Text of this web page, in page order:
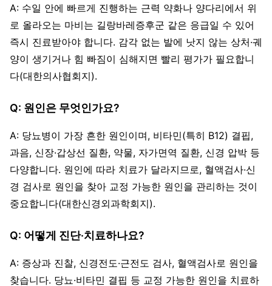
A: 수일 안에 빠르게 진행하는 근력 약화나 양다리에서 위
로 올라오는 마비는 길랑바레증후군 같은 응급일 수 있어
즉시 진료받아야 합니다. 감각 없는 발에 낫지 않는 상처·궤
양이 생기거나 힘 빠짐이 심해지면 빨리 평가가 필요합니
다(대한의사협회지).
Q: 원인은 무엇인가요?
A: 당뇨병이 가장 흔한 원인이며, 비타민(특히 B12) 결핍,
과음, 신장·갑상선 질환, 약물, 자가면역 질환, 신경 압박 등
다양합니다. 원인에 따라 치료가 달라지므로, 혈액검사·신
경 검사로 원인을 찾아 교정 가능한 원인을 관리하는 것이
중요합니다(대한신경외과학회지).
Q: 어떻게 진단·치료하나요?
A: 증상과 진찰, 신경전도·근전도 검사, 혈액검사로 원인을
찾습니다. 당뇨·비타민 결핍 등 교정 가능한 원인을 치료하